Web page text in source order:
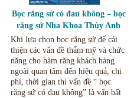
Bọc răng sứ có đau không – bọc
răng sứ Nha Khoa Thùy Anh
Thái Nguyên.
Khi lựa chọn bọc răng sứ để cải
thiện các vấn đề thẩm mỹ và chức
năng cho hàm răng khách hàng
ngoài quan tâm đến hiệu quả, chi
phí, thời gian thì vấn đề “ bọc
răng sứ có đau không” là vấn bất